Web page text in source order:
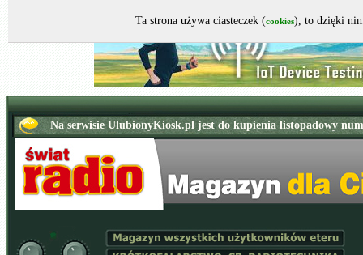
Ta strona używa ciasteczek (cookies), to dzięki